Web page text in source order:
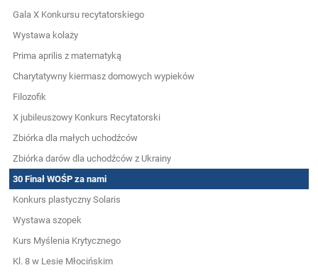
Gala X Konkursu recytatorskiego
Wystawa kolaży
Prima aprilis z matematyką
Charytatywny kiermasz domowych wypieków
Filozofik
X jubileuszowy Konkurs Recytatorski
Zbiórka dla małych uchodźców
Zbiórka darów dla uchodźców z Ukrainy
30 Finał WOŚP za nami
Konkurs plastyczny Solaris
Wystawa szopek
Kurs Myślenia Krytycznego
Kl. 8 w Lesie Młocińskim